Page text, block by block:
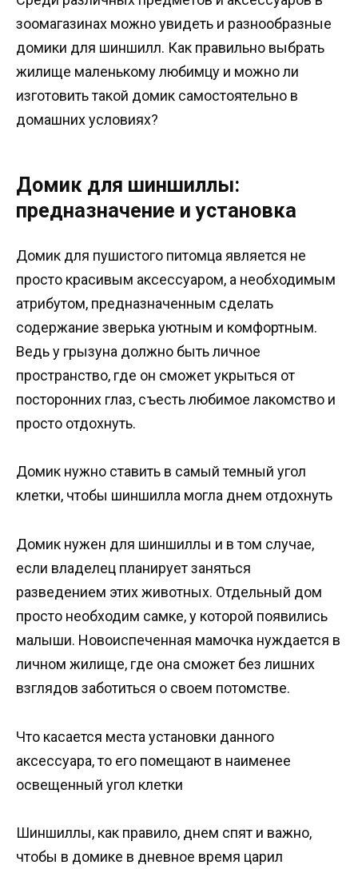
зоомагазинах можно увидеть и разнообразные
домики для шиншилл. Как правильно выбрать
жилище маленькому любимцу и можно ли
изготовить такой домик самостоятельно в
домашних условиях?
Домик для шиншиллы:
предназначение и установка
Домик для пушистого питомца является не
просто красивым аксессуаром, а необходимым
атрибутом, предназначенным сделать
содержание зверька уютным и комфортным.
Ведь у грызуна должно быть личное
пространство, где он сможет укрыться от
посторонних глаз, съесть любимое лакомство и
просто отдохнуть.
Домик нужно ставить в самый темный угол
клетки, чтобы шиншилла могла днем отдохнуть
Домик нужен для шиншиллы и в том случае,
если владелец планирует заняться
разведением этих животных. Отдельный дом
просто необходим самке, у которой появились
малыши. Новоиспеченная мамочка нуждается в
личном жилище, где она сможет без лишних
взглядов заботиться о своем потомстве.
Что касается места установки данного
аксессуара, то его помещают в наименее
освещенный угол клетки
Шиншиллы, как правило, днем спят и важно,
чтобы в домике в дневное время царил